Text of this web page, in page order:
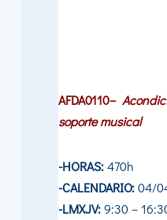
AFDA0110–
soporte musical
-HORAS:470h
-CALENDARIO:04/
-LMXJV:9:30 –